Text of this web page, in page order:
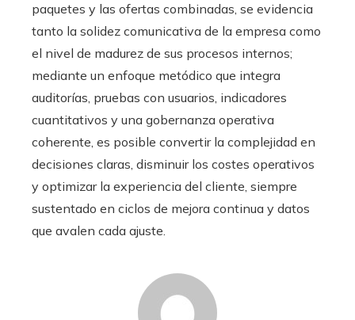
paquetes y las ofertas combinadas, se evidencia
tanto la solidez comunicativa de la empresa como
el nivel de madurez de sus procesos internos;
mediante un enfoque metódico que integra
auditorías, pruebas con usuarios, indicadores
cuantitativos y una gobernanza operativa
coherente, es posible convertir la complejidad en
decisiones claras, disminuir los costes operativos
y optimizar la experiencia del cliente, siempre
sustentado en ciclos de mejora continua y datos
que avalen cada ajuste.